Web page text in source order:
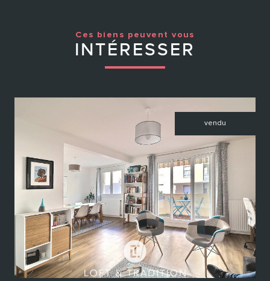
Ces biens peuvent vous
INTÉRESSER
vendu
voir le bien